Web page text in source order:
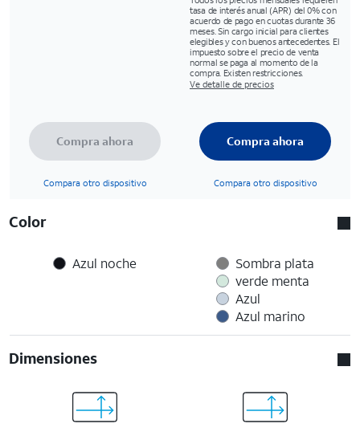
tasa de interés anual (APR) del 0% con
acuerdo de pago en cuotas durante 36
meses. Sin cargo inicial para clientes
elegibles y con buenos antecedentes. El
impuesto sobre el precio de venta
normal se paga al momento de la
compra. Existen restricciones.
Ve detalle de precios
Compra ahora
Compara otro dispositivo
Compra ahora
Compara otro dispositivo
Color
Azul noche
Sombra plata
verde menta
Azul
Azul marino
Dimensiones